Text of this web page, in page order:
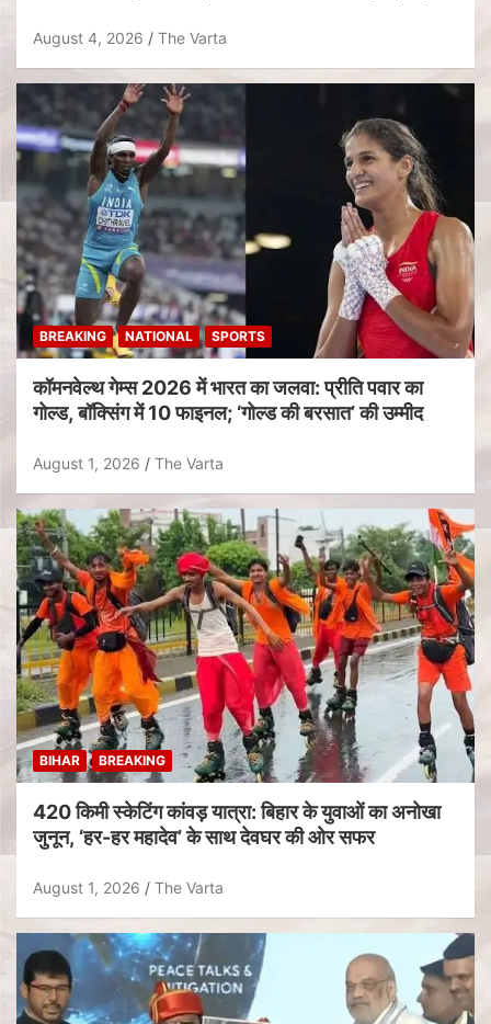
August 4, 2026 The Varta
BREAKING NATIONAL SPORTS
कॉमनवेल्थ गेम्स 2026 में भारत का जलवा: प्रीति पवार का
गोल्ड, बॉक्सिंग में 10 फाइनल; ‘गोल्ड की बरसात’ की उम्मीद
August 1, 2026 The Varta
BIHAR BREAKING
420 किमी स्केटिंग कांवड़ यात्रा: बिहार के युवाओं का अनोखा
जुनून, ‘हर-हर महादेव’ के साथ देवघर की ओर सफर
August 1, 2026 The Varta